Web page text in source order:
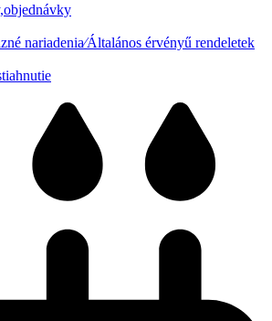
nariadenia⁄Általános érvényű rendeletek